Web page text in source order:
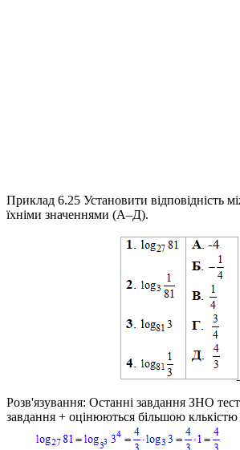
Приклад 6.25 Установити відповідність
їхніми значеннями (А–Д).
Розв'язування: Останні завдання ЗНО
завдання + оцінюються більшою клькістю